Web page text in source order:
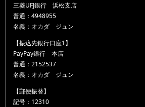
三菱UFJ銀行 浜松支店
普通：4948955
名義：オカダ ジュン
【振込先銀行口座1】
PayPay銀行 本店
普通：2152537
名義：オカダ ジュン
【郵便振替】
記号：12310